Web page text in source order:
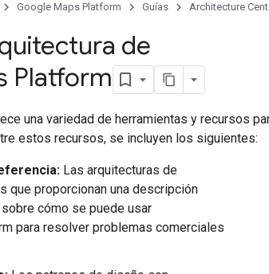
Google Maps Platform Guías Architecture
de
Platform
una variedad de herramientas y recursos
estos recursos, se incluyen los siguientes:
Las arquitecturas de
que proporcionan una descripción
sobre cómo se puede usar
para resolver problemas comerciales